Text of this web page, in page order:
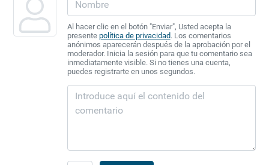
Al hacer clic en el botón "Enviar", Usted acepta la
presente política de privacidad. Los comentarios
anónimos aparecerán después de la aprobación por el
moderador. Inicia la sesión para que tu comentario sea
inmediatamente visible. Si no tienes una cuenta,
puedes registrarte en unos segundos.